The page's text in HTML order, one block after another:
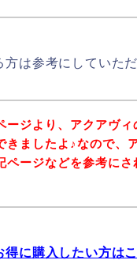
は参考にしていた
ージより、アクアヴ
きましたよ♪なので、
ページなどを参考にさ
に購入したい方は